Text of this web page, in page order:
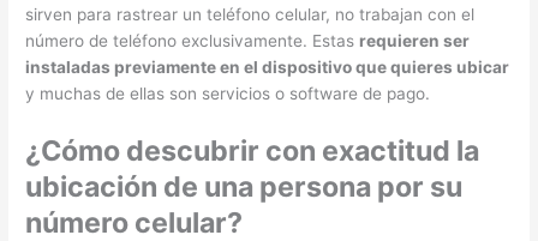
sirven para rastrear un teléfono celular, no trabajan con el
número de teléfono exclusivamente. Estas requieren ser
instaladas previamente en el dispositivo que quieres ubicar
y muchas de ellas son servicios o software de pago.
¿Cómo descubrir con exactitud la
ubicación de una persona por su
número celular?